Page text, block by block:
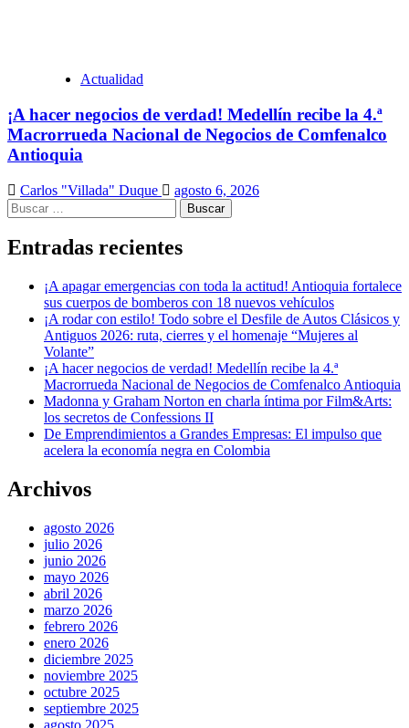
Actualidad
¡A hacer negocios de verdad! Medellín recibe la 4.ª
Macrorrueda Nacional de Negocios de Comfenalco
Antioquia
Carlos "Villada" Duque
agosto 6, 2026
Buscar:
Entradas recientes
¡A apagar emergencias con toda la actitud! Antioquia fortalece
sus cuerpos de bomberos con 18 nuevos vehículos
¡A rodar con estilo! Todo sobre el Desfile de Autos Clásicos y
Antiguos 2026: ruta, cierres y el homenaje “Mujeres al
Volante”
¡A hacer negocios de verdad! Medellín recibe la 4.ª
Macrorrueda Nacional de Negocios de Comfenalco Antioquia
Madonna y Graham Norton en charla íntima por Film&Arts:
los secretos de Confessions II
De Emprendimientos a Grandes Empresas: El impulso que
acelera la economía negra en Colombia
Archivos
agosto 2026
julio 2026
junio 2026
mayo 2026
abril 2026
marzo 2026
febrero 2026
enero 2026
diciembre 2025
noviembre 2025
octubre 2025
septiembre 2025